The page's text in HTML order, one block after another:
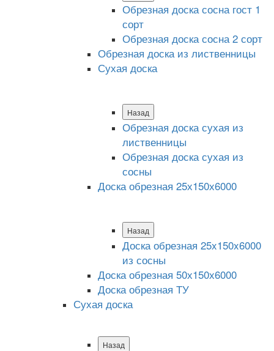
Обрезная доска сосна гост 1
сорт
Обрезная доска сосна 2 сорт
Обрезная доска из лиственницы
Сухая доска
Назад
Обрезная доска сухая из
лиственницы
Обрезная доска сухая из
сосны
Доска обрезная 25х150х6000
Назад
Доска обрезная 25x150x6000
из сосны
Доска обрезная 50х150х6000
Доска обрезная ТУ
Сухая доска
Назад